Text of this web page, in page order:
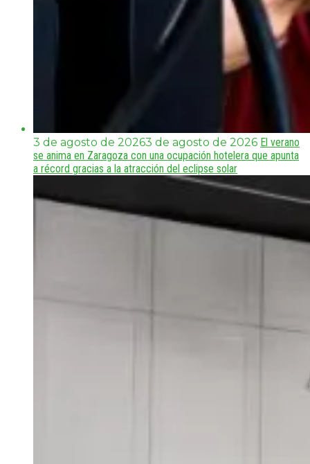
3 de agosto de 20263 de agosto de 2026 El verano
se anima en Zaragoza con una ocupación hotelera que apunta
a récord gracias a la atracción del eclipse solar